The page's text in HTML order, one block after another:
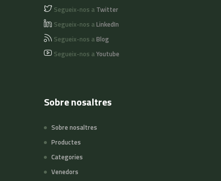
Segueix-nos a Twitter
Segueix-nos aLinkedIn
Segueix-nos aBlog
Segueix-nos aYoutube
Sobre nosaltres
Sobre nosaltres
Productes
Categories
Venedors